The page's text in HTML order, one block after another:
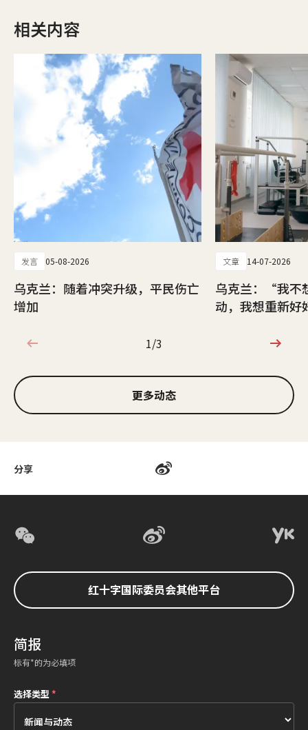
分享
相关内容
发言 05-08-2026
乌克兰：随着冲突升级，平民伤亡
增加
文章 14-07-2026
乌克兰：“我不
动，我想重新
1/3
1/3
更多动态
红十字国际委员会其他平台
简报
标有*的为必填项
选择类型*